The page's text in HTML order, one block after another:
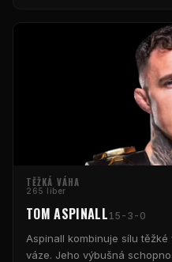
TĚŽKÁ VÁHA
265 liber
TOM ASPINALL15-3-0
Aspinall kombinuje sílu
váze. Jeho výbušná